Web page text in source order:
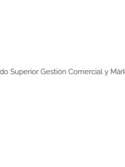
Superior Gestión Comercial y